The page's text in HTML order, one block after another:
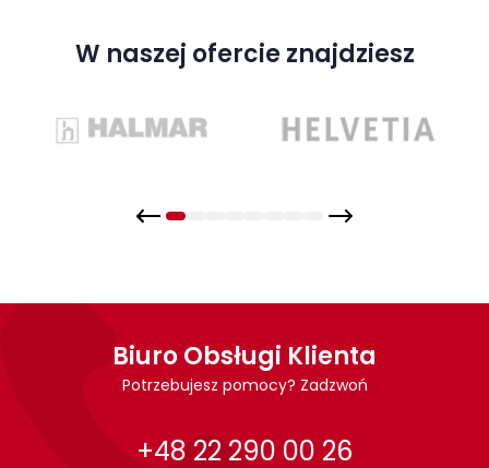
W naszej ofercie znajdziesz
Biuro Obsługi Klienta
Potrzebujesz pomocy? Zadzwoń
+48 22 290 00 26